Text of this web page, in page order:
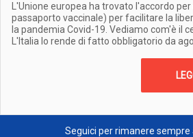
L'Unione europea ha trovato l'accordo
passaporto vaccinale) per facilitare la
la pandemia Covid-19. Vediamo com'è il
L'Italia lo rende di fatto obbligatorio da
Seguici per rimanere sempre